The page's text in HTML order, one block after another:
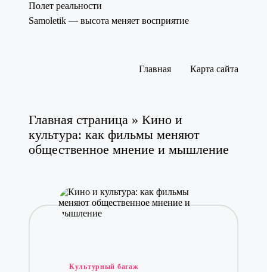
Полет реальности
Samoletik — высота меняет восприятие
Главная Карта сайта
Главная страница » Кино и
культура: как фильмы меняют
общественное мнение и мышление
Опубликовано
Культурный багаж